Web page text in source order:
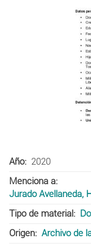
Año
2020
Menciona a
Jurado Avellaneda,
Tipo de material
Origen
Archivo de